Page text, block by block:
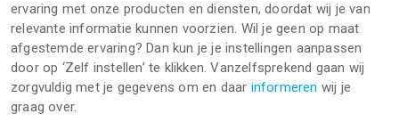
ervaring met onze producten en diensten, doordat wij je van
relevante informatie kunnen voorzien. Wil je geen op maat
afgestemde ervaring? Dan kun je je instellingen aanpassen
door op ‘Zelf instellen’ te klikken. Vanzelfsprekend gaan wij
zorgvuldig met je gegevens om en daar informeren wij je
graag over.
Geen geschikte data gevonden?
Meldt u aan voor de wachtlijst